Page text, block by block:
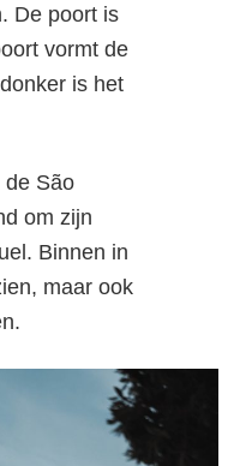
De poort is
vormt de
is het
de São
om zijn
Binnen in
maar ook